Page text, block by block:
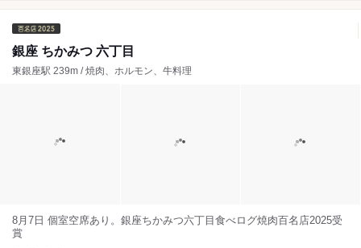
銀座 ちかみつ 六丁目
東銀座駅 239m / 焼肉、ホルモン、牛料理
8月7日 個室空席あり。銀座ちかみつ六丁目食べログ焼肉百名店2025受
賞